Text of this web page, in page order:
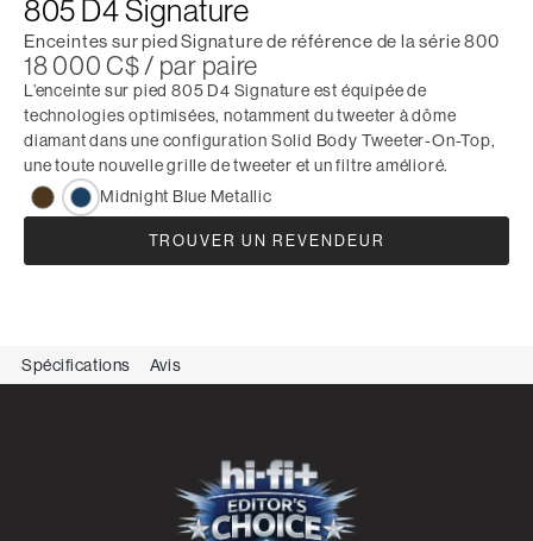
805 D4 Signature
Enceintes sur pied Signature de référence de la série 800
18 000 C$ / par paire
L’enceinte sur pied 805 D4 Signature est équipée de
technologies optimisées, notamment du tweeter à dôme
diamant dans une configuration Solid Body Tweeter-On-Top,
une toute nouvelle grille de tweeter et un filtre amélioré.
Midnight Blue Metallic
TROUVER UN REVENDEUR
Spécifications Avis